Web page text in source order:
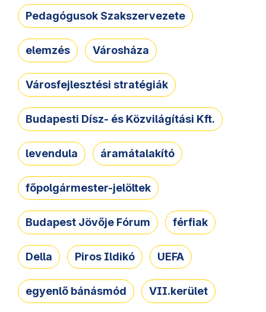
Pedagógusok Szakszervezete
elemzés Városháza
Városfejlesztési stratégiák
Budapesti Dísz- és Közvilágítási Kft.
levendula áramátalakító
főpolgármester-jelöltek
Budapest Jövője Fórum férfiak
Della Piros Ildikó UEFA
egyenlő bánásmód VII.kerület